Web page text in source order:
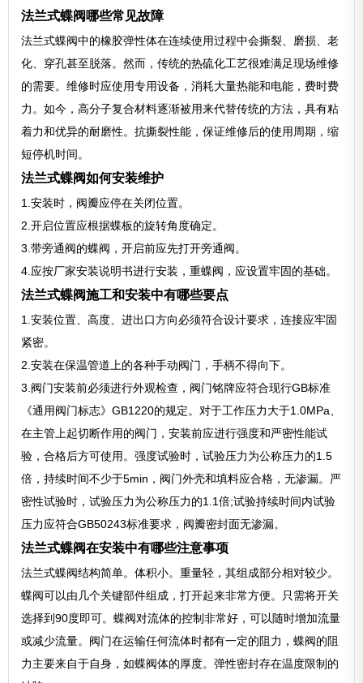
法兰式蝶阀哪些常见故障
法兰式蝶阀中的橡胶弹性体在连续使用过程中会撕裂、磨损、老
化、穿孔甚至脱落。然而，传统的热硫化工艺很难满足现场维修
的需要。维修时应使用专用设备，消耗大量热能和电能，费时费
力。如今，高分子复合材料逐渐被用来代替传统的方法，具有粘
着力和优异的耐磨性。抗撕裂性能，保证维修后的使用周期，缩
短停机时间。
法兰式蝶阀如何安装维护
1.安装时，阀瓣应停在关闭位置。
2.开启位置应根据蝶板的旋转角度确定。
3.带旁通阀的蝶阀，开启前应先打开旁通阀。
4.应按厂家安装说明书进行安装，重蝶阀，应设置牢固的基础。
法兰式蝶阀施工和安装中有哪些要点
1.安装位置、高度、进出口方向必须符合设计要求，连接应牢固
紧密。
2.安装在保温管道上的各种手动阀门，手柄不得向下。
3.阀门安装前必须进行外观检查，阀门铭牌应符合现行GB标准
《通用阀门标志》GB1220的规定。对于工作压力大于1.0MPa、
在主管上起切断作用的阀门，安装前应进行强度和严密性能试
验，合格后方可使用。强度试验时，试验压力为公称压力的1.5
倍，持续时间不少于5min，阀门外壳和填料应合格，无渗漏。严
密性试验时，试验压力为公称压力的1.1倍;试验持续时间内试验
压力应符合GB50243标准要求，阀瓣密封面无渗漏。
法兰式蝶阀在安装中有哪些注意事项
法兰式蝶阀结构简单。体积小。重量轻，其组成部分相对较少。
蝶阀可以由几个关键部件组成，打开起来非常方便。只需将开关
选择到90度即可。蝶阀对流体的控制非常好，可以随时增加流量
或减少流量。阀门在运输任何流体时都有一定的阻力，蝶阀的阻
力主要来自于自身，如蝶阀体的厚度。弹性密封存在温度限制的